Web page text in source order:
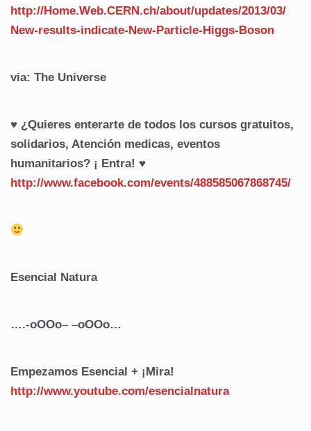
http://Home.Web.CERN.ch/about/updates/2013/03/
New-results-indicate-New-Particle-Higgs-Boson
via: The Universe
♥ ¿Quieres enterarte de todos los cursos gratuitos,
solidarios, Atención medicas, eventos
humanitarios? ¡ Entra! ♥
http://www.facebook.com/events/488585067868745/
Esencial Natura
….-oOOo– –oOOo…
Empezamos Esencial + ¡Mira!
http://www.youtube.com/esencialnatura